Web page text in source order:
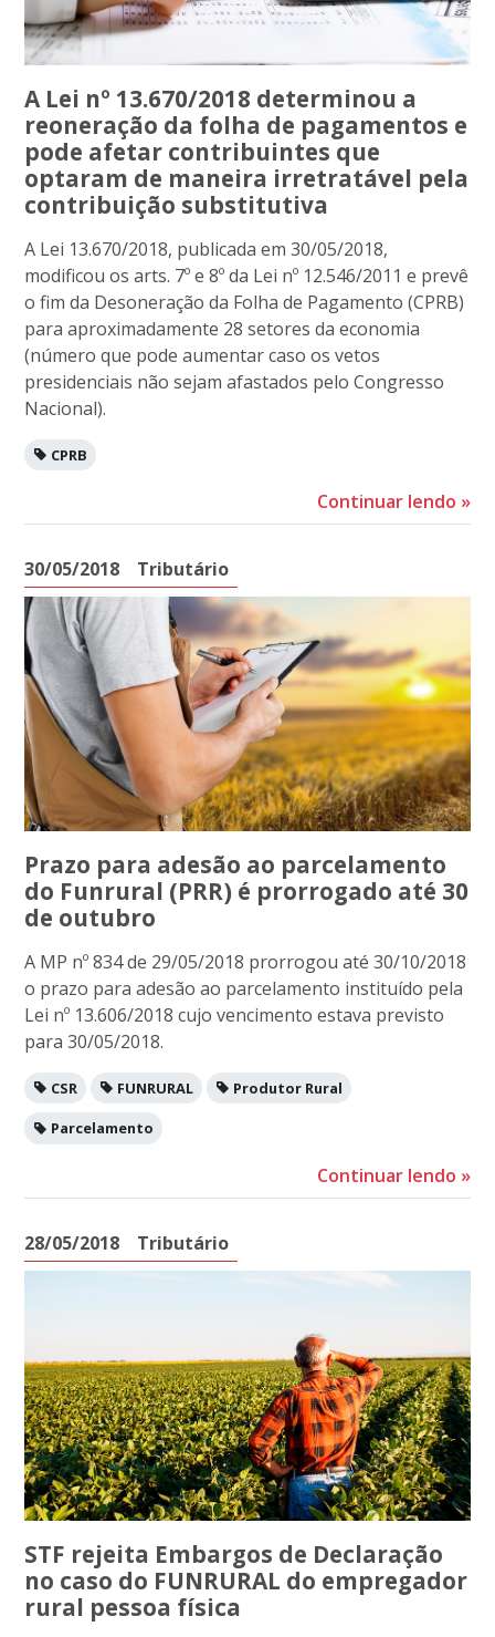
A Lei nº 13.670/2018 determinou a
reoneração da folha de pagamentos e
pode afetar contribuintes que
optaram de maneira irretratável pela
contribuição substitutiva
A Lei 13.670/2018, publicada em 30/05/2018,
modificou os arts. 7º e 8º da Lei nº 12.546/2011 e prevê
o fim da Desoneração da Folha de Pagamento (CPRB)
para aproximadamente 28 setores da economia
(número que pode aumentar caso os vetos
presidenciais não sejam afastados pelo Congresso
Nacional).
CPRB
Continuar lendo »
30/05/2018 Tributário
Prazo para adesão ao parcelamento
do Funrural (PRR) é prorrogado até 30
de outubro
A MP nº 834 de 29/05/2018 prorrogou até 30/10/2018
o prazo para adesão ao parcelamento instituído pela
Lei nº 13.606/2018 cujo vencimento estava previsto
para 30/05/2018.
CSR FUNRURAL Produtor Rural
Parcelamento
Continuar lendo »
28/05/2018 Tributário
STF rejeita Embargos de Declaração
no caso do FUNRURAL do empregador
rural pessoa física